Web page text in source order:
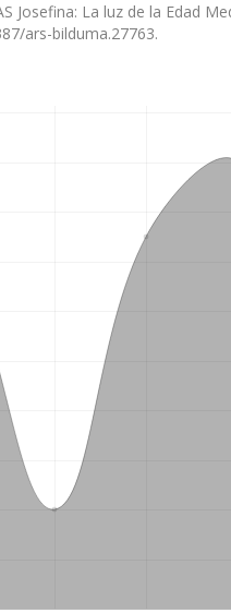
Josefina: La luz de la Edad
ars-bilduma.27763.